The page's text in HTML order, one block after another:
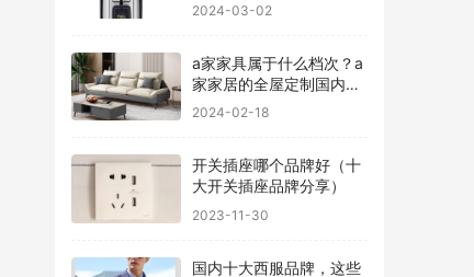
2024-03-02
a家家具属于什么档次？a
家家居的全屋定制国内排
行
2024-02-18
开关插座哪个品牌好（十
大开关插座品牌分享）
2023-11-30
国内十大西服品牌，这些